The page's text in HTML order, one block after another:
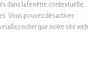
dans la fenêtre contextuelle,
Vous pouvez désactiver
noter que notre site web